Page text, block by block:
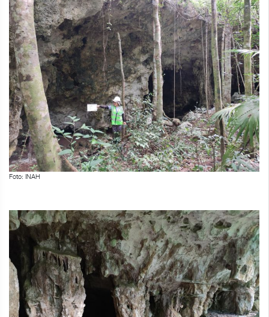
Foto: INAH